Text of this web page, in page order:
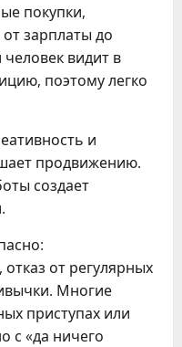
покупки,
зарплаты до
видит в
поэтому легко
и
продвижению.
создает
от регулярных
Многие
приступах или
с «да ничего